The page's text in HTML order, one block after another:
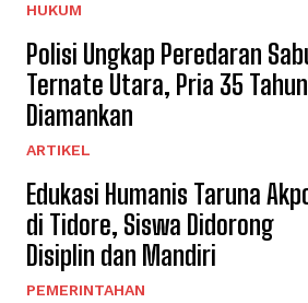
HUKUM
Polisi Ungkap Peredaran
Ternate Utara, Pria 35 Tahun
Diamankan
ARTIKEL
Edukasi Humanis Taruna
di Tidore, Siswa Didorong
Disiplin dan Mandiri
PEMERINTAHAN